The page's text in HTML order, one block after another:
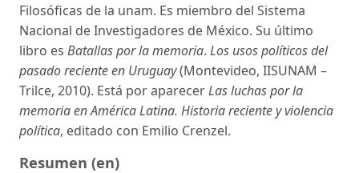
Filosóficas de la unam. Es miembro del Sistema
Nacional de Investigadores de México. Su último
libro es Batallas por la memoria. Los usos políticos del
pasado reciente en Uruguay(Montevideo, IISUNAM –
Trilce, 2010). Está por aparecerLas luchas por la
memoria en América Latina. Historia reciente y violencia
política, editado con Emilio Crenzel.
Resumen (en)